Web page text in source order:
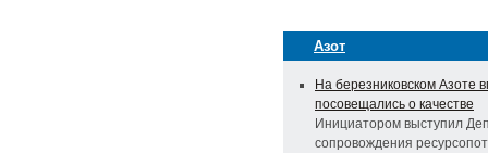
Азот
На березниковском Азоте
посовещались о качестве
Инициатором выступил
сопровождения